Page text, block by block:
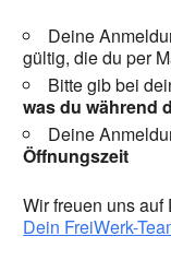
Deine
gültig, die du per
Bitte gib bei
was du während
Deine
Öffnungszeit
Wir freuen uns auf
Dein FreiWerk-